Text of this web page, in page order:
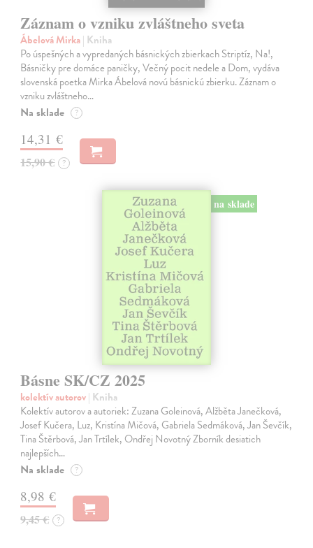
Záznam o vzniku zvláštneho sveta
Ábelová Mirka| Kniha
Po úspešných a vypredaných básnických zbierkach Striptíz, Na!,
Básničky pre domáce paničky, Večný pocit nedele a Dom, vydáva
slovenská poetka Mirka Ábelová novú básnickú zbierku. Záznam o
vzniku zvláštneho…
Na sklade ?
14,31 €
15,90 € ?
na sklade
Básne SK/CZ 2025
kolektív autorov| Kniha
Kolektív autorov a autoriek: Zuzana Goleinová, Alžběta Janečková,
Josef Kučera, Luz, Kristína Mičová, Gabriela Sedmáková, Jan Ševčík,
Tina Štěrbová, Jan Trtílek, Ondřej Novotný Zborník desiatich
najlepších…
Na sklade ?
8,98 €
9,45 € ?